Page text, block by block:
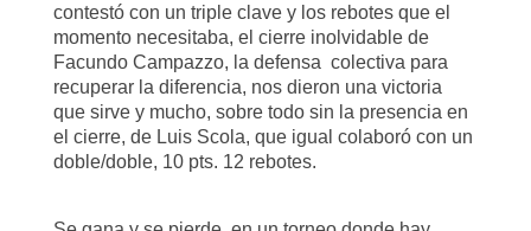
contestó con un triple clave y los rebotes que el
momento necesitaba, el cierre inolvidable de
Facundo Campazzo, la defensa colectiva para
recuperar la diferencia, nos dieron una victoria
que sirve y mucho, sobre todo sin la presencia en
el cierre, de Luis Scola, que igual colaboró con un
doble/doble, 10 pts. 12 rebotes.